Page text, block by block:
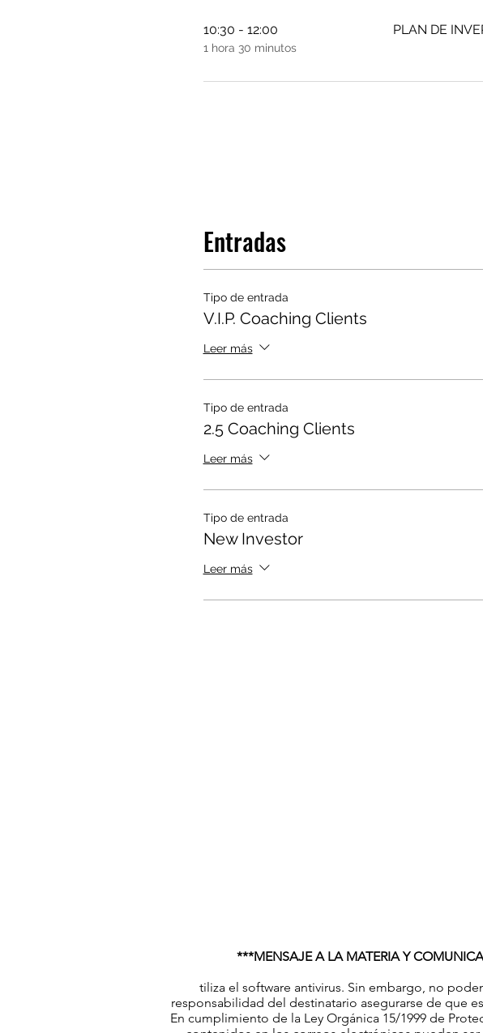
10:30 - 12:00
1 hora 30 minutos
PLAN DE
Entradas
Tipo de entrada
V.I.P. Coaching Clients
Leer más
Tipo de entrada
2.5 Coaching Clients
Leer más
Tipo de entrada
New Investor
Leer más
***MENSAJE A LA MATERIA Y
tiliza el software antivirus. Sin embargo, no
responsabilidad del destinatario asegurarse de que
En cumplimiento de la Ley Orgánica 15/1999 de